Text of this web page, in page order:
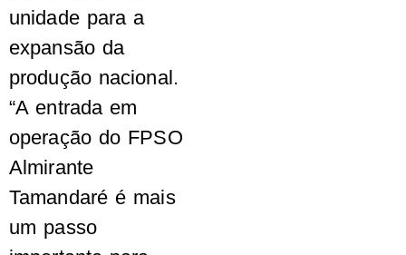
unidade para a
expansão da
produção nacional.
“A entrada em
operação do FPSO
Almirante
Tamandaré é mais
um passo